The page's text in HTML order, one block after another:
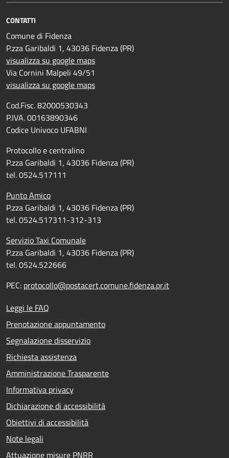
CONTATTI
Comune di Fidenza
P.zza Garibaldi 1, 43036 Fidenza (PR)
visualizza su google maps
Via Cornini Malpeli 49/51
visualizza su google maps
Cod.Fisc. 82000530343
P.IVA. 00163890346
Codice Univoco UFABNI
Protocollo e centralino
P.zza Garibaldi 1, 43036 Fidenza (PR)
tel. 0524.517111
Punto Amico
P.zza Garibaldi 1, 43036 Fidenza (PR)
tel. 0524.517311-312-313
Servizio Taxi Comunale
P.zza Garibaldi 1, 43036 Fidenza (PR)
tel. 0524.522666
PEC: protocollo@postacert.comune.fidenza.pr.it
Leggi le FAQ
Prenotazione appuntamento
Segnalazione disservizio
Richiesta assistenza
Amministrazione Trasparente
Informativa privacy
Dichiarazione di accessibilità
Obiettivi di accessibilità
Note legali
Attuazione misure PNRR